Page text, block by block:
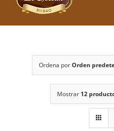
Ordena porOrden
Mostrar 12